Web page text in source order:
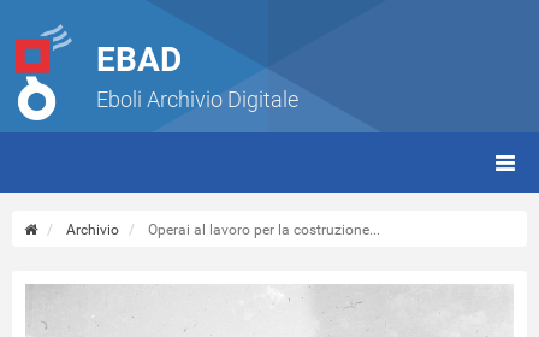
EBAD
Eboli Archivio Digitale
Archivio Operai al lavoro per la costruzione...